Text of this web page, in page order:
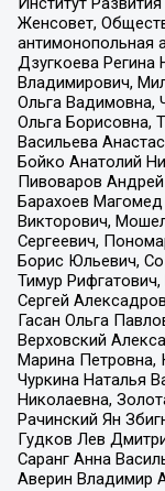
Женсовет,
антимонопольная
Дзугкоева Регина
Владимирович,
Ольга Вадимовна,
Ольга Борисовна,
Васильева
Бойко Анатолий
Пивоваров Андрей
Барахоев
Викторович,
Сергеевич,
Борис Юльевич,
Тимур
Сергей
Гасан Ольга
Верховский
Марина Петровна,
Чуркина Наталья
Николаевна,
Рачинский Ян
Гудков Лев
Саранг Анна
Аверин Владимир